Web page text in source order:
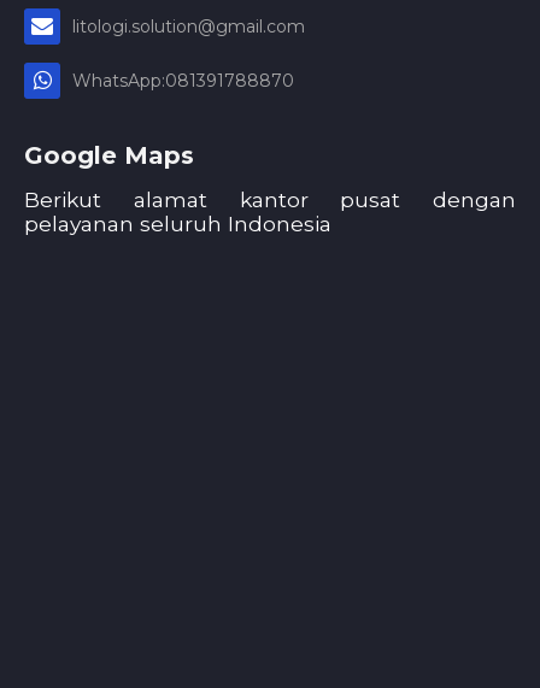
litologi.solution@gmail.com
WhatsApp:081391788870
Google Maps
Berikut alamat kantor pusat dengan
pelayanan seluruh Indonesia